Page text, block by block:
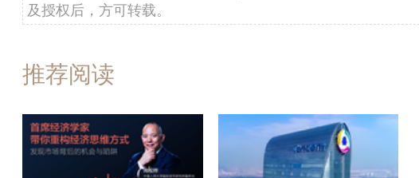
及授权后，方可转载。
推荐阅读